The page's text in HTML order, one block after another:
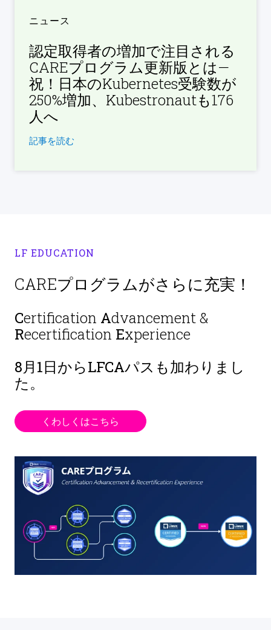
ニュース
認定取得者の増加で注目される
CAREプログラム更新版とは—
祝！日本のKubernetes受験数が
250%増加、Kubestronautも176
人へ
記事を読む
LF EDUCATION
CAREプログラムがさらに充実！
Certification Advancement &
Recertification Experience
8月1日からLFCAパスも加わりまし
た。
くわしくはこちら